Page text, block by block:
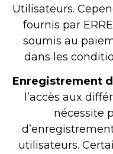
Utilisateurs.
fournis par
soumis au
dans les
Enregistrement
l’accès aux
nécessite
utilisateurs.